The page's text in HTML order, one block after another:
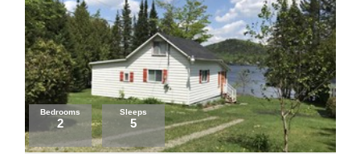
Bedrooms
2
Sleeps
5